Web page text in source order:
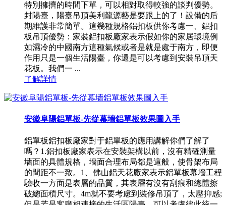
特別擁擠的時間下單，可以相對取得較強的談判優勢。
封陽臺，陽臺吊頂美利龍源藝是要跟上的了！設備的后
期維護非常簡單。這幾種規格鋁扣板供你考慮一、鋁扣
板吊頂優勢：家裝鋁扣板廠家表示假如你的家居環境例
如濕冷的中國南方這種氣候或者是就是處于南方，即便
作用只是一個生活陽臺，你還是可以考慮到安裝吊頂天
花板。我們一 ...
了解詳情
安徽阜陽鋁單板-先從幕墻鋁單板效果圖入手
鋁單板鋁扣板廠家對于鋁單板的應用講解你們了解了
嗎？1.鋁扣板廠家表示在安裝架構以前，沒有精確測量
墻面的具體規格，墻面合理布局都是這般，使骨架布局
的間距不一致。1、佛山鋁天花廠家表示鋁單板幕墻工程
驗收一方面是表層的品質，其表層有沒有刮痕和總體擦
破總面積尺寸。4m就不要考慮到裝修吊頂了，太壓抑感;